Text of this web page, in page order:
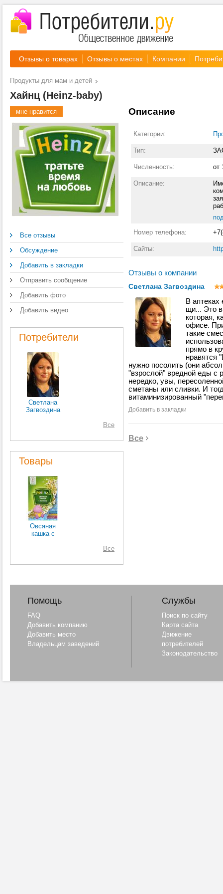
Отзывы о товарах Отзывы о местах Компании
Продукты для мам и детей
Хайнц (Heinz-baby)
мне нравится
Все отзывы
Обсуждение
Добавить в закладки
Отправить сообщение
Добавить фото
Добавить видео
Потребители
Светлана
Загвоздина
Все
Товары
Овсяная
кашка с
месяцев
Все
Описание
Категории:
Тип:
Численность: от
Описание:
В
Номер телефона:
Сайты:
Отзывы о компании
Светлана Загвоздина
В аптеках
щи... Это
которая,
офисе.
такие
прямо в
нравятся
нужно посолить (они
"взрослой" вредной еды с
нередко, увы,
сметаны или сливки. И
витаминизированный
Добавить в закладки
Все
Помощь
FAQ
Добавить компанию
Добавить место
Владельцам заведений
Службы
Поиск по сайту
Карта сайта
Движение
потребителей
Законодательство